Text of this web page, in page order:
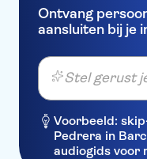
Ontvang
aansluiten bij je
Stel gerust
Voorbeeld:
Pedrera in
audiogids voor